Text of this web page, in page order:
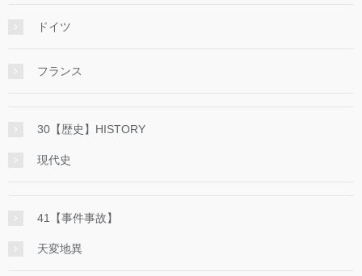
ドイツ
フランス
30【歴史】HISTORY
現代史
41【事件事故】
天変地異